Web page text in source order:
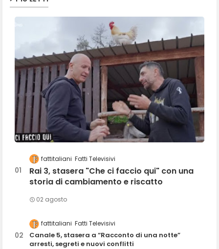
fattitaliani Fatti Televisivi
Rai 3, stasera "Che ci faccio qui" con una
storia di cambiamento e riscatto
02 agosto
fattitaliani Fatti Televisivi
Canale 5, stasera a “Racconto di una notte”
arresti, segreti e nuovi conflitti